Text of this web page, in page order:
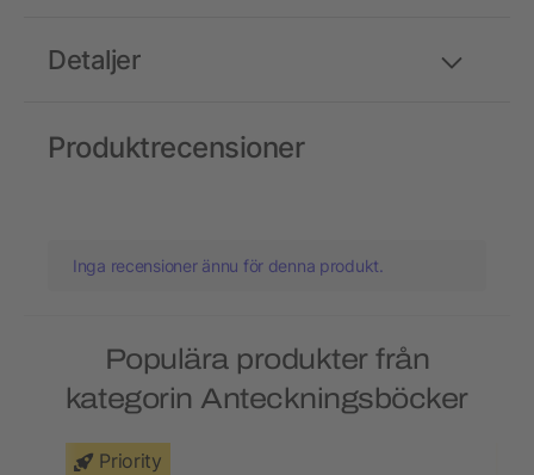
Detaljer
Produktrecensioner
Inga recensioner ännu för denna produkt.
Populära produkter från
kategorin Anteckningsböcker
Priority